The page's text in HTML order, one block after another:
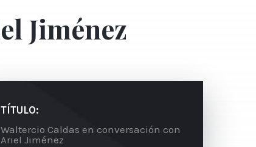
Jiménez
TÍTULO:
Waltercio Caldas en conversación con
Ariel Jiménez